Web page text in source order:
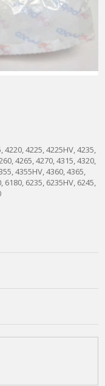
4220, 4225, 4225HV, 4235,
4265, 4270, 4315, 4320,
4355HV, 4360, 4365,
6180, 6235, 6235HV, 6245,